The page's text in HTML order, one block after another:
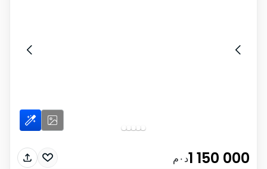
1 150 000د٠م